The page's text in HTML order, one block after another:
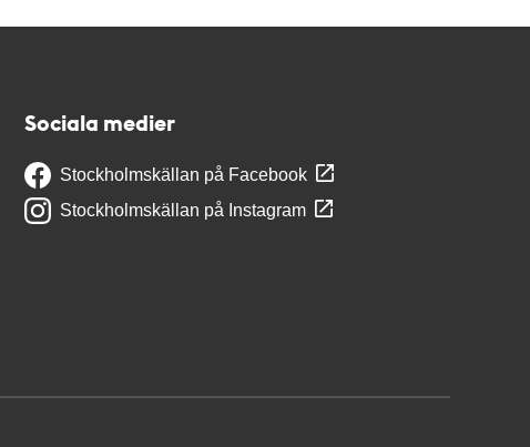
Sociala medier
Stockholmskällan på Facebook
Stockholmskällan på Instagram